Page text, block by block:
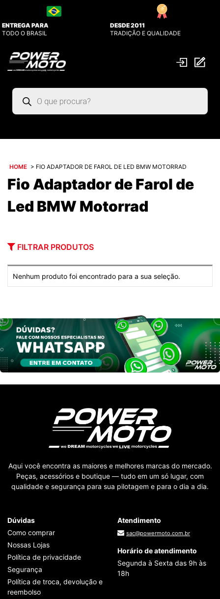
ENTREGA PARA
TODO O BRASIL
DESDE 2011
TRADIÇÃO E QUALIDADE
Pesquisar
produtos
HOME > FIO ADAPTADOR DE FAROL DE LED BMW MOTORRAD
Fio Adaptador de Farol de
Led BMW Motorrad
FILTRAR PRODUTOS
Nenhum produto foi encontrado para a sua seleção.
Aqui você encontra as maiores e melhores marcas do mercado.
Peças, acessórios e boutique — tudo em um só lugar, com
qualidade e segurança para sua pilotagem e para o dia a dia.
Dúvidas
Como comprar
Nossas Lojas
Política de privacidade
Segurança
Política de troca, devolução e
reembolso
Atendimento
sac@powermoto.com.br
Horário de atendimento
Segunda à Sexta das 9h às
18h